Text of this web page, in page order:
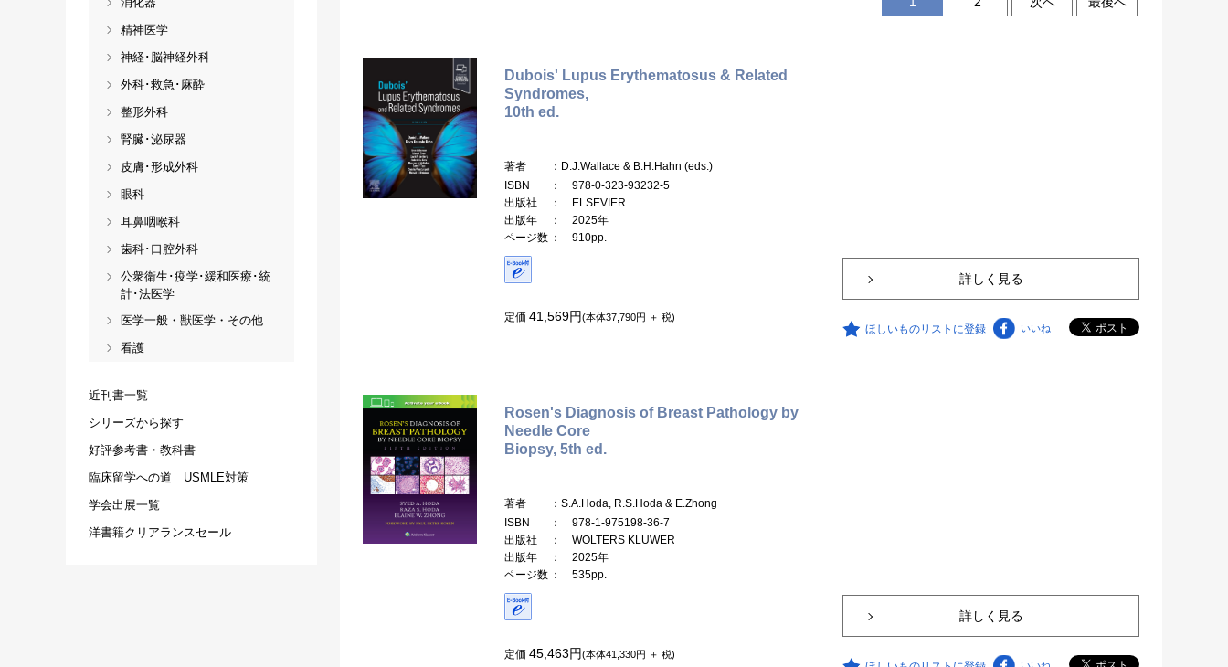
Dubois' Lupus Erythematosus & Related
Syndromes,
10th ed.
著者
：D.J.Wallace & B.H.Hahn (eds.)
ISBN
： 978-0-323-93232-5
出版社
： ELSEVIER
出版年
： 2025年
ページ数 ： 910pp.
定価 41,569円(本体37,790円 ＋ 税)
詳しく見る
ほしいものリストに登録 いいね
Rosen's Diagnosis of Breast Pathology by
Needle Core
Biopsy, 5th ed.
著者
：S.A.Hoda, R.S.Hoda & E.Zhong
ISBN
： 978-1-975198-36-7
出版社
： WOLTERS KLUWER
出版年
： 2025年
ページ数 ： 535pp.
定価 45,463円(本体41,330円 ＋ 税)
詳しく見る
精神医学
神経･脳神経外科
外科･救急･麻酔
整形外科
腎臓･泌尿器
皮膚･形成外科
眼科
耳鼻咽喉科
歯科･口腔外科
公衆衛生･疫学･緩和医療･統
計･法医学
医学一般・獣医学・その他
看護
近刊書一覧
シリーズから探す
好評参考書・教科書
臨床留学への道 USMLE対策
学会出展一覧
洋書籍クリアランスセール